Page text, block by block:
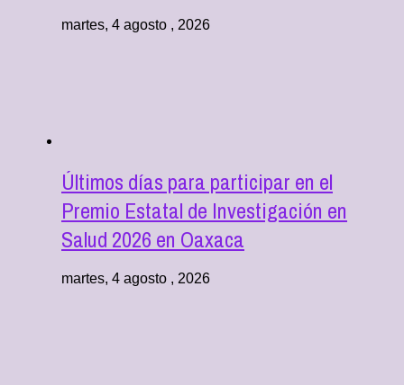
martes, 4 agosto , 2026
Últimos días para participar en el
Premio Estatal de Investigación en
Salud 2026 en Oaxaca
martes, 4 agosto , 2026